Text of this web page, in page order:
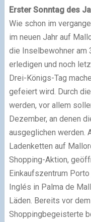
Erster Sonntag des
Wie schon im
im neuen Jahr auf
die Inselbewohner am
erledigen und noch
Drei-Königs-Tag
gefeiert wird. Durch
werden, vor allem
Dezember, an denen
ausgeglichen werden.
Ladenketten auf
Shopping-Aktion,
Einkaufszentrum
Inglés in Palma de
Läden. Bereits vor
Shoppingbegeisterte